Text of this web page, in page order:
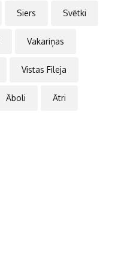
Siers Svētki
Vakariņas
Vistas Fileja
Āboli Ātri